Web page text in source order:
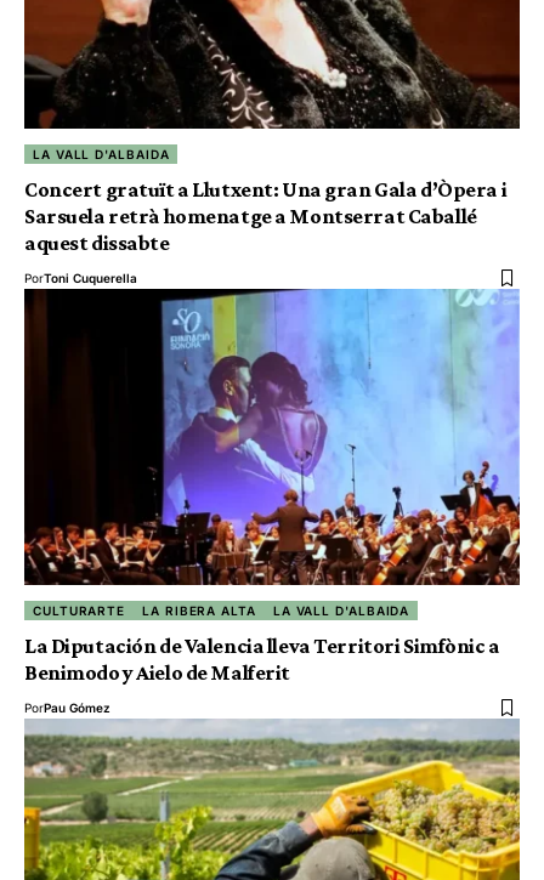
LA VALL D'ALBAIDA
Concert gratuït a Llutxent: Una gran Gala d’Òpera i
Sarsuela retrà homenatge a Montserrat Caballé
aquest dissabte
PorToni Cuquerella
CULTURARTE LA RIBERA ALTA LA VALL D'ALBAIDA
La Diputación de Valencia lleva Territori Simfònic a
Benimodo y Aielo de Malferit
PorPau Gómez